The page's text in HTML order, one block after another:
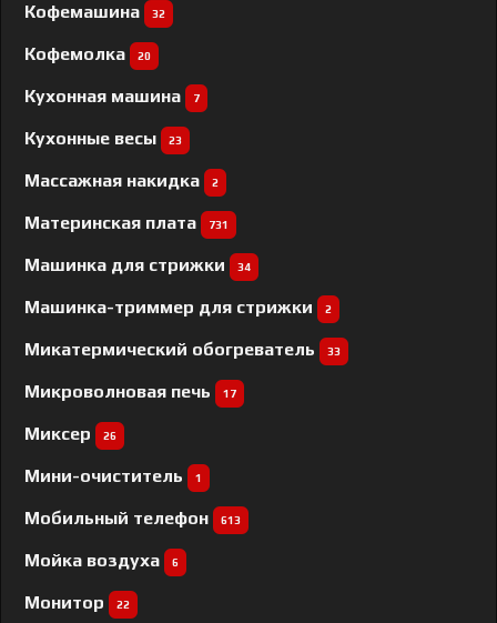
Кофемашина 32
Кофемолка 20
Кухонная машина 7
Кухонные весы 23
Массажная накидка 2
Материнская плата 731
Машинка для стрижки 34
Машинка-триммер для стрижки 2
Микатермический обогреватель 33
Микроволновая печь 17
Миксер 26
Мини-очиститель 1
Мобильный телефон 613
Мойка воздуха 6
Монитор 22